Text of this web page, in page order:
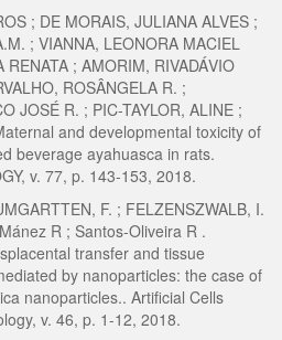
; DE MORAIS, JULIANA ALVES ;
; VIANNA, LEONORA MACIEL
; AMORIM, RIVADÁVIO
ROSÂNGELA R. ;
JOSÉ R. ; PIC-TAYLOR, ALINE ;
and developmental toxicity of
beverage ayahuasca in rats.
v. 77, p. 143-153, 2018.
F. ; FELZENSZWALB, I.
R ; Santos-Oliveira R .
transfer and tissue
by nanoparticles: the case of
nanoparticles.. Artificial Cells
v. 46, p. 1-12, 2018.